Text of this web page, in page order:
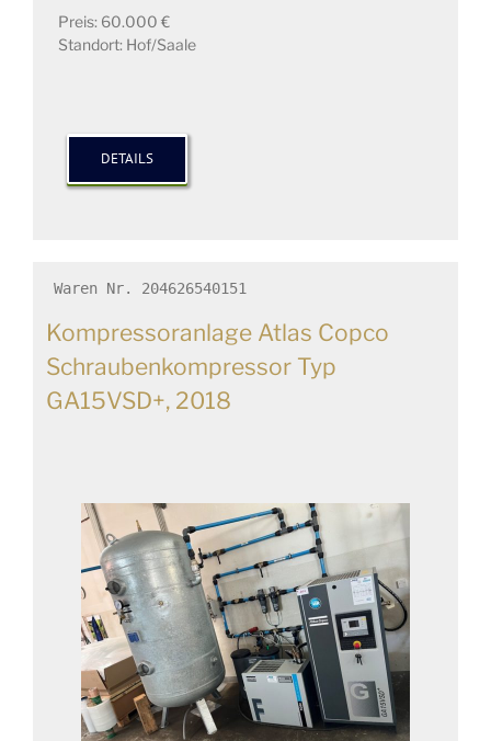
Preis: 60.000 €
Standort: Hof/Saale
DETAILS
Waren Nr. 204626540151
Kompressoranlage Atlas Copco
Schraubenkompressor Typ
GA15VSD+, 2018